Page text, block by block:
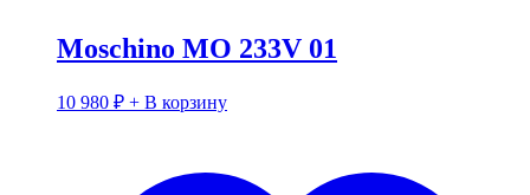
Moschino MO 233V 01
10 980 ₽ + В корзину